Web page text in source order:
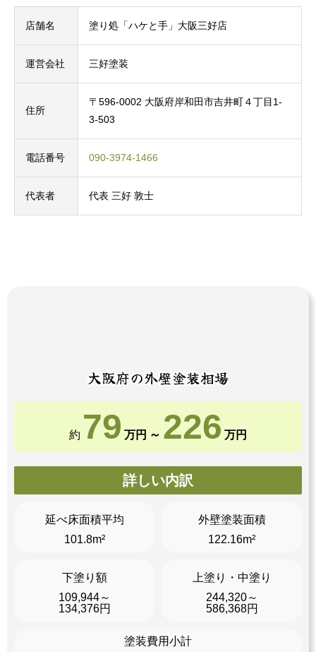
店舗名 塗り処「ハケと手」大阪三好店
運営会社 三好塗装
住所
〒596-0002 大阪府岸和田市吉井町４丁目1-
3-503
電話番号 090-3974-1466
代表者 代表 三好 敦士
大阪府の外壁塗装相場
約 79 万円 ～ 226 万円
詳しい内訳
延べ床面積平均
101.8m²
外壁塗装面積
122.16m²
下塗り額
109,944～
134,376円
上塗り・中塗り
244,320～
586,368円
塗装費用小計